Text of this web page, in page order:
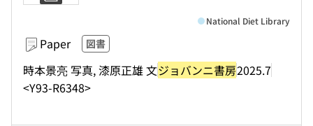
Paper 図書
時本景亮 写真, 漆原正雄 文ジョバンニ書房2025.7
<Y93-R6348>
National Diet Library